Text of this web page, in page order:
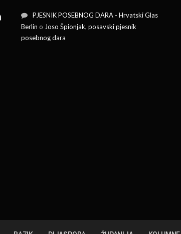
PJESNIK POSEBNOG DARA - Hrvatski Glas
Berlin o Joso Špionjak, posavski pjesnik
posebnog dara